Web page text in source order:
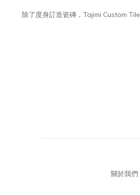
除了度身訂造瓷磚，Tajimi Custom
關於我們